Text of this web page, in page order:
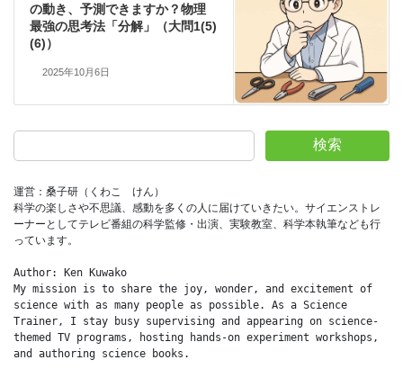
の動き、予測できますか？物理
最強の思考法「分解」（大問1(5)
(6)）
2025年10月6日
検索
運営：桑子研（くわこ　けん）
科学の楽しさや不思議、感動を多くの人に届けていきたい。サイエンストレ
ーナーとしてテレビ番組の科学監修・出演、実験教室、科学本執筆なども行
っています。
Author: Ken Kuwako
My mission is to share the joy, wonder, and excitement of
science with as many people as possible. As a Science
Trainer, I stay busy supervising and appearing on science-
themed TV programs, hosting hands-on experiment workshops,
and authoring science books.